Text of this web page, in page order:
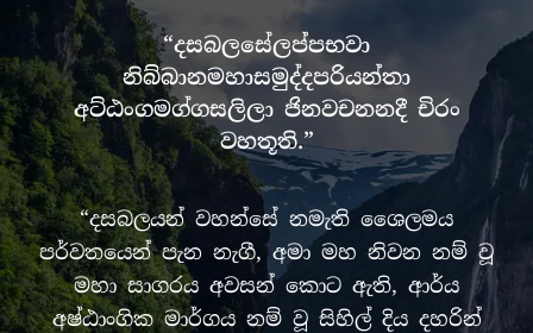
“දසබලසේලප්පභවා
නිබ්බානමහාසමුද්දපරියන්තා
අට්ඨංගමග්ගසලිලා ජිනවචනනදී චිරං
වහතූති.”
“දසබලයන් වහන්සේ නමැති ශෛලමය
පර්වතයෙන් පැන නැගී, අමා මහ නිවන නම් වූ
මහා සාගරය අවසන් කොට ඇති, ආර්ය
අෂ්ඨාංගික මාර්ගය නම් වූ සිහිල් දිය දහරින්